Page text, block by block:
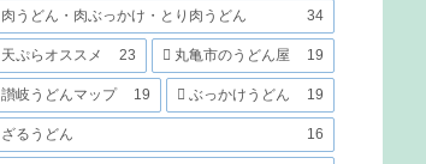
肉うどん・肉ぶっかけ・とり肉うどん 34
天ぷらオススメ 23 丸亀市のうどん屋 19
讃岐うどんマップ 19 ぶっかけうどん 19
ざるうどん 16